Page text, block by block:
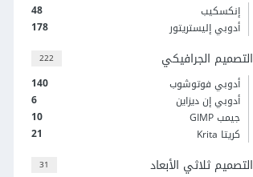
48
إنكسكيب
178
أدوبي إليستريتور
222 التصميم الجرافيكي
140
أدوبي فوتوشوب
6
أدوبي إن ديزاين
10
جيمب GIMP
21
كريتا Krita
31 التصميم ثلاثي الأبعاد